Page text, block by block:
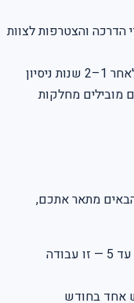
הדרכה והצטרפות לצוות
מובילים מחלקות
מתאר אתכם,
מי שמחפש עבודה משרדית של 9 עד 5 — זו עבודה
אחד בחודש